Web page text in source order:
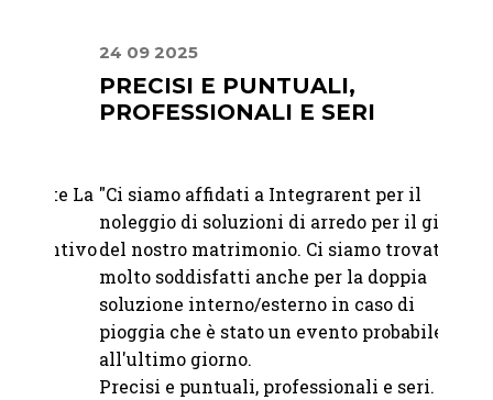
24 09 2025
PRECISI E PUNTUALI,
PROFESSIONALI E SERI
"Ci siamo affidati a Integrarent per il
noleggio di soluzioni di arredo per il giorno
del nostro matrimonio. Ci siamo trovati
molto soddisfatti anche per la doppia
soluzione interno/esterno in caso di
pioggia che è stato un evento probabile fino
all'ultimo giorno.
Precisi e puntuali, professionali e seri.